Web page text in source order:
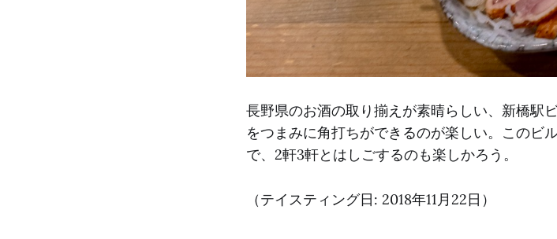
長野県のお酒の取り揃えが素晴らしい、新橋駅
をつまみに角打ちができるのが楽しい。このビ
で、2軒3軒とはしごするのも楽しかろう。
（テイスティング日: 2018年11月22日）